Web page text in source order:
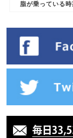
脂が乗っている時